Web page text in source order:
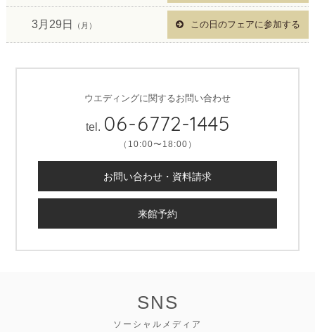
3月29日 （月） この日のフェアに参加する
ウエディングに関するお問い合わせ
tel. 06-6772-1445
（10:00〜18:00）
お問い合わせ・資料請求
来館予約
SNS
ソーシャルメディア